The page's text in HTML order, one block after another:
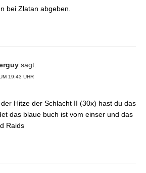
bei Zlatan abgeben.
sagt:
19:43 UHR
Hitze der Schlacht II (30x) hast du das
das blaue buch ist vom einser und das
Raids